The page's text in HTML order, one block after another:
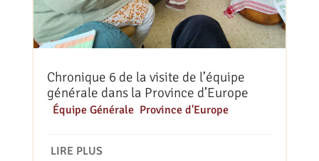
Chronique 6 de la visite de l’équipe
générale dans la Province d’Europe
Équipe Générale, Province d'Europe
LIRE PLUS